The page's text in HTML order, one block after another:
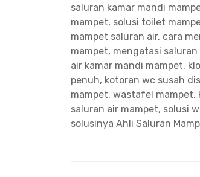
saluran kamar mandi
mampet, solusi toilet
mampet saluran air, cara
mampet, mengatasi
air kamar mandi mampet,
penuh, kotoran wc susah
mampet, wastafel mampet,
saluran air mampet, solusi
solusinya Ahli Saluran